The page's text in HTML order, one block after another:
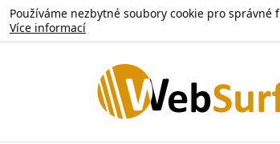
Používáme nezbytné soubory cookie pro
Více informací